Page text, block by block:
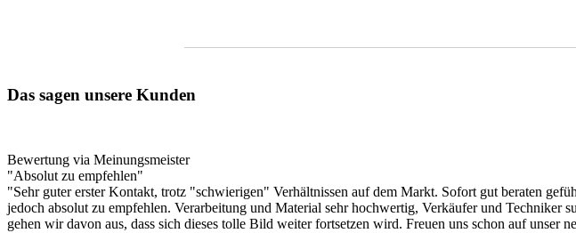
Das sagen unsere Kunden
Bewertung via Meinungsmeister
"Absolut zu empfehlen"
"Sehr guter erster Kontakt, trotz "schwierigen" Verhältnissen auf dem Markt. Sofort gut beraten
jedoch absolut zu empfehlen. Verarbeitung und Material sehr hochwertig, Verkäufer und Techniker
gehen wir davon aus, dass sich dieses tolle Bild weiter fortsetzen wird. Freuen uns schon auf unser